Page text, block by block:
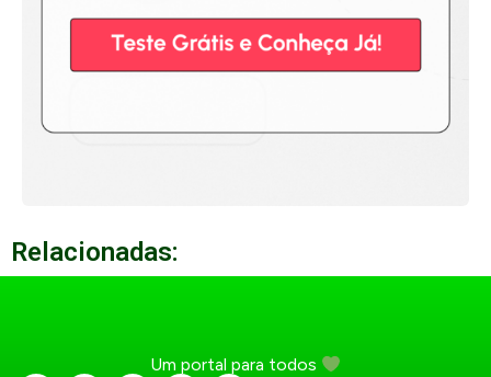
Relacionadas:
Um portal para todos